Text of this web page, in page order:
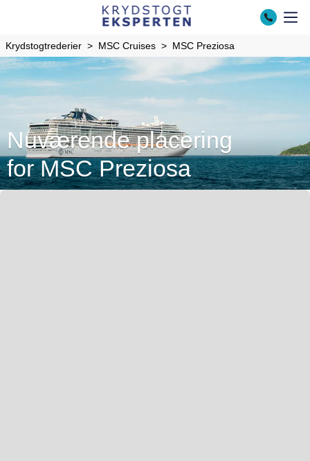
Krydstogtrederier MSC Cruises MSC Preziosa
Nuværende placering
for MSC Preziosa